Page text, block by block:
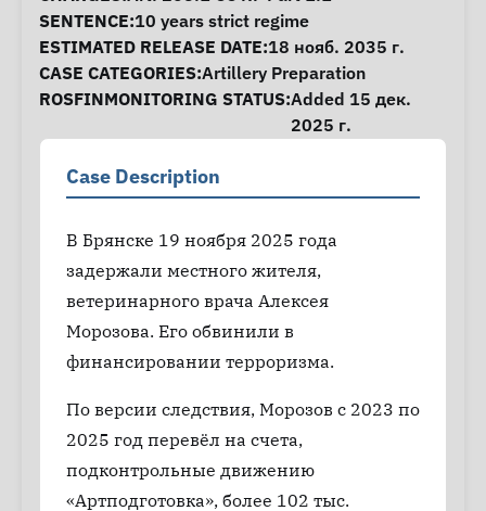
SENTENCE:10 years strict regime
ESTIMATED RELEASE DATE:18 нояб. 2035 г.
CASE CATEGORIES:Artillery Preparation
ROSFINMONITORING STATUS:Added 15 дек.
2025 г.
Case Description
В Брянске 19 ноября 2025 года
задержали местного жителя,
ветеринарного врача Алексея
Морозова. Его обвинили в
финансировании терроризма.
По версии следствия, Морозов с 2023 по
2025 год перевёл на счета,
подконтрольные движению
«Артподготовка», более 102 тыс.